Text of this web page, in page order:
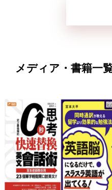
メディア・書籍一